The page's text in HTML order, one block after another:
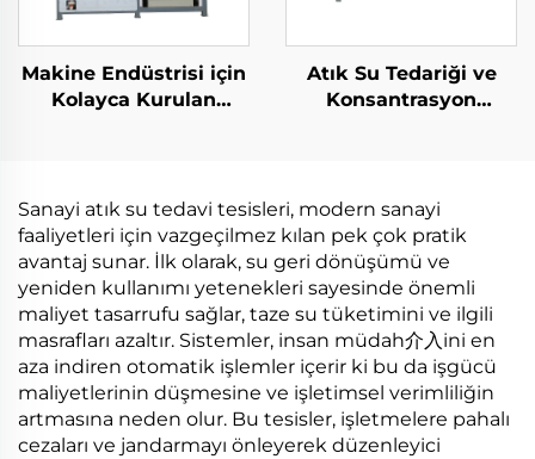
Makine Endüstrisi için
Kolayca Kurulan
Buharlaştırıcı
Atık Su Tedariği ve
Konsantrasyon
Boşaltma Sistemi
Sanayi atık su tedavi tesisleri, modern sanayi
faaliyetleri için vazgeçilmez kılan pek çok pratik
avantaj sunar. İlk olarak, su geri dönüşümü ve
yeniden kullanımı yetenekleri sayesinde önemli
maliyet tasarrufu sağlar, taze su tüketimini ve ilgili
masrafları azaltır. Sistemler, insan müdah介入ini en
aza indiren otomatik işlemler içerir ki bu da işgücü
maliyetlerinin düşmesine ve işletimsel verimliliğin
artmasına neden olur. Bu tesisler, işletmelere pahalı
cezaları ve jandarmayı önleyerek düzenleyici